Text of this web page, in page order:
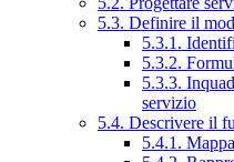
5.3. Definire il
5.3.1.
5.3.2.
5.3.3.
servizio
5.4. Descrivere il
5.4.1.